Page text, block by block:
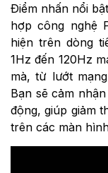
Điểm nhấn nổi
hợp công nghệ
hiện trên dòng
1Hz đến 120Hz
mà, từ lướt
Bạn sẽ cảm
động, giúp giảm
trên các màn